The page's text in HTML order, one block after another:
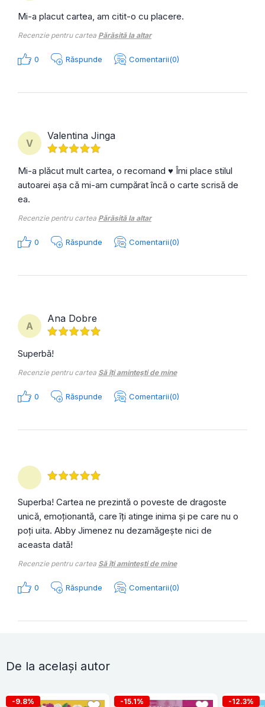
Mi-a placut cartea, am citit-o cu placere.
Recenzie pentru cartea Părăsită la altar
0 Răspunde Comentarii(0)
V
Valentina Jinga
Mi-a plăcut mult cartea, o recomand ♥️ Îmi place stilul
autoarei așa că mi-am cumpărat încă o carte scrisă de
ea.
Recenzie pentru cartea Părăsită la altar
0 Răspunde Comentarii(0)
A
Ana Dobre
Superbă!
Recenzie pentru cartea Să îți amintești de mine
0 Răspunde Comentarii(0)
Superba! Cartea ne prezintă o poveste de dragoste
unică, emoționantă, care îți atinge inima și pe care nu o
poți uita. Abby Jimenez nu dezamăgește nici de
aceasta dată!
Recenzie pentru cartea Să îți amintești de mine
0 Răspunde Comentarii(0)
De la același autor
-9.8% -15.1% -12.3%